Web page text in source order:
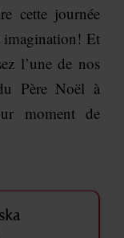
cette journée
imagination! Et
l’une de nos
Père Noël à
moment de